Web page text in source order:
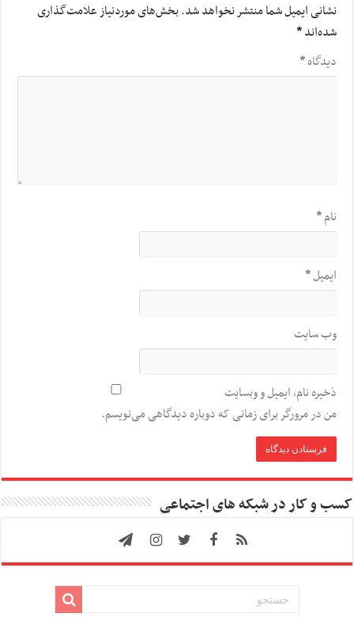
نشانی ایمیل شما منتشر نخواهد شد.بخش‌های موردنیاز علامت‌گذاری
شده‌اند*
دیدگاه*
نام*
ایمیل*
وب‌ سایت
ذخیره نام، ایمیل و وبسایت
من در مرورگر برای زمانی که دوباره دیدگاهی می‌نویسم.
کسب و کار در شبکه های اجتماعی